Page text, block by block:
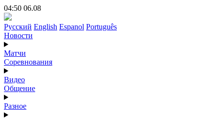
04:50 06.08
Русский English Espanol Português
Новости
Матчи
Соревнования
Видео
Общение
Разное